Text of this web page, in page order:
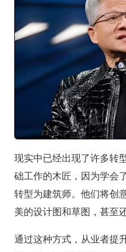
现实中已经出现了许多转
础工作的木匠，因为学会
转型为建筑师。他们将创
美的设计图和草图，甚至
通过这种方式，从业者提